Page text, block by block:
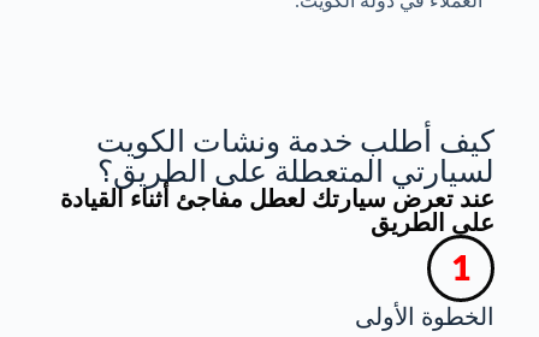
كيف أطلب خدمة ونشات الكويت
لسيارتي المتعطلة على الطريق؟
عند تعرض سيارتك لعطل مفاجئ أثناء القيادة
على الطريق
الخطوة الأولى